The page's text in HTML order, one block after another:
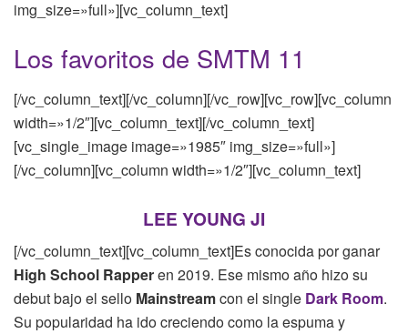
img_size=»full»][vc_column_text]
Los favoritos de SMTM 11
[/vc_column_text][/vc_column][/vc_row][vc_row][vc_column
width=»1/2″][vc_column_text][/vc_column_text]
[vc_single_image image=»1985″ img_size=»full»]
[/vc_column][vc_column width=»1/2″][vc_column_text]
LEE YOUNG JI
[/vc_column_text][vc_column_text]Es conocida por ganar
High School Rapperen 2019. Ese mismo año hizo su
debut bajo el sello Mainstreamcon el single Dark Room.
Su popularidad ha ido creciendo como la espuma y